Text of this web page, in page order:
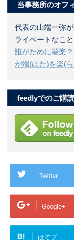
当事務所のオフ
代表の山端一弥
ライベートなこ
誰がために端楽
が端(はた)を楽(
feedlyでのご購
Twitter
Google+
B! はてブ